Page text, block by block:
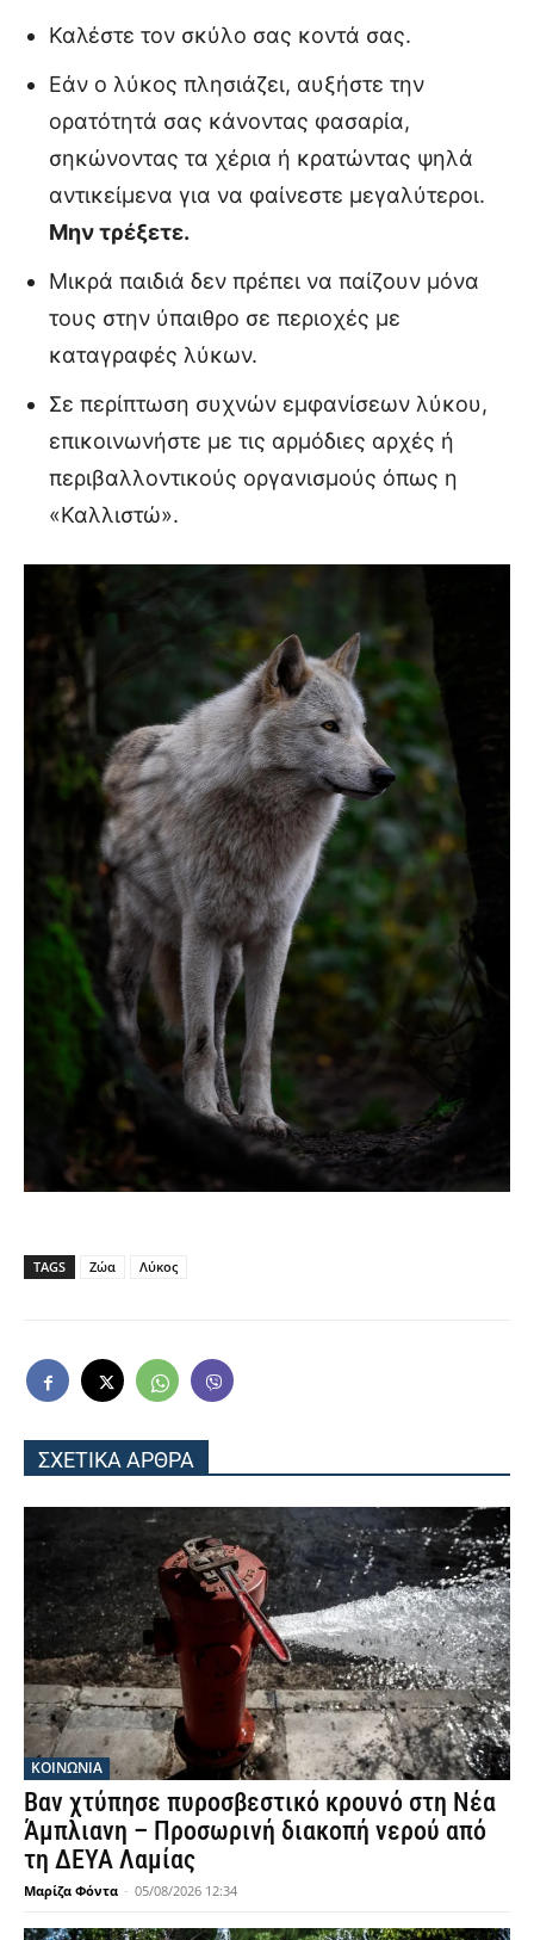
Καλέστε τον σκύλο σας κοντά σας.
Εάν ο λύκος πλησιάζει, αυξήστε την
ορατότητά σας κάνοντας φασαρία,
σηκώνοντας τα χέρια ή κρατώντας ψηλά
αντικείμενα για να φαίνεστε μεγαλύτεροι.
Μην τρέξετε.
Μικρά παιδιά δεν πρέπει να παίζουν μόνα
τους στην ύπαιθρο σε περιοχές με
καταγραφές λύκων.
Σε περίπτωση συχνών εμφανίσεων λύκου,
επικοινωνήστε με τις αρμόδιες αρχές ή
περιβαλλοντικούς οργανισμούς όπως η
«Καλλιστώ».
TAGS Ζώα Λύκος
ΣΧΕΤΙΚΑ ΑΡΘΡΑ
ΚΟΙΝΩΝΙΑ
Βαν χτύπησε πυροσβεστικό κρουνό στη Νέα
Άμπλιανη – Προσωρινή διακοπή νερού από
τη ΔΕΥΑ Λαμίας
Μαρίζα Φόντα - 05/08/2026 12:34